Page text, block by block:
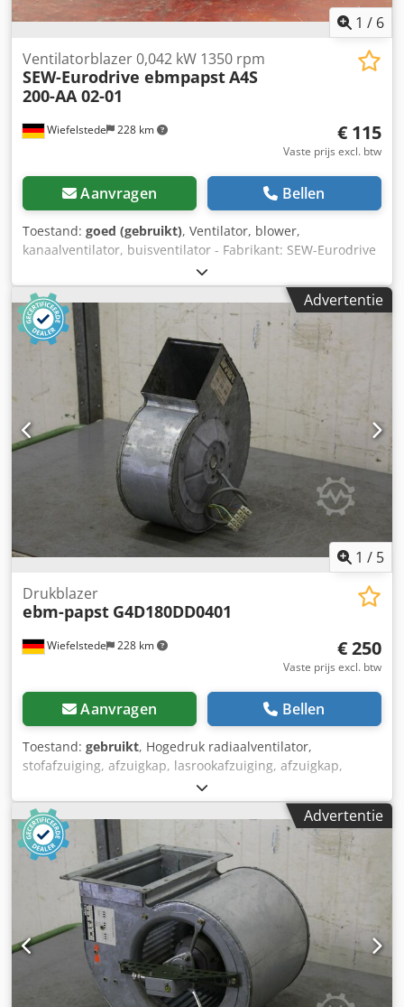
1 / 6
Wiefelstede 228 km
Ventilatorblazer 0,042 kW 1350 rpm
SEW-Eurodrive ebmpapstA4S
200-AA 02-01
€ 115
Vaste prijs excl. btw
Aanvragen Bellen
Toestand: goed (gebruikt), Ventilator, blower,
kanaalventilator, buisventilator - Fabrikant: SEW-Eurodrive
ebmpapst, ventilator blower - Type: A4S 200-AA 02-01
0,042 kW / 1350 tpm Djdpfouqq N Ujx Ackokr - Spanning:
230 V - Afmetingen: 225/210/H210 mm - Gewicht: 2,9 kg
Advertentie
1 / 5
Wiefelstede 228 km
Drukblazer
ebm-papst G4D180DD0401
€ 250
Vaste prijs excl. btw
Aanvragen Bellen
Toestand: gebruikt, Hogedruk radiaalventilator,
stofafzuiging, afzuigkap, lasrookafzuiging, afzuigkap,
ventilator, drukventilator, vacuümventilator,
ventilatieventilator -Motorvermogen: 0,175 kW -Snelheid:
1310 rpm -Volume-uitgang: onbekend Dsdjdwlp Sepfx
Ackekr -Aansluiting luchtkanaal: 130 x 135 mm -Maten:
340/290/H130 mm -gewicht: 6 kg
Advertentie